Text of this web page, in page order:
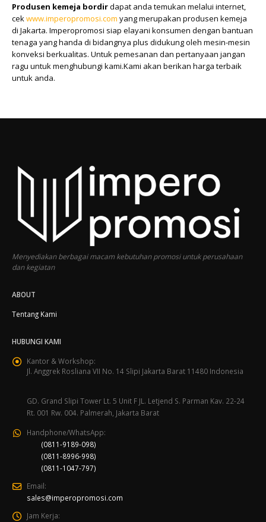
Produsen kemeja bordirdapat anda temukan melalui internet,
cekwww.imperopromosi.com yang merupakan produsen kemeja
di Jakarta. Imperopromosi siap elayani konsumen dengan bantuan
tenaga yang handa di bidangnya plus didukung oleh mesin-mesin
konveksi berkualitas. Untuk pemesanan dan pertanyaan jangan
ragu untuk menghubungi kami.Kami akan berikan harga terbaik
untuk anda.
Menyediakan berbagai macam kebutuhan promosi untuk perusahaan
dan kegiatan
ABOUT
Tentang Kami
HUBUNGI KAMI
Kantor & Workshop:
Jl. Anggrek Rosliana VII No. 14 Slipi Jakarta Barat 11480 Indonesia
GD. Grand Slipi Tower Lt. 5 Unit F JL. Letjend S. Parman Kav. 22-24
Rt. 001 Rw. 004. Palmerah, Jakarta Barat
Handphone/WhatsApp:
(0811-9189-098)
(0811-8996-998)
(0811-1047-797)
Email:
sales@imperopromosi.com
Jam Kerja: